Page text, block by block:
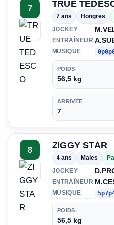
7 TRUE
7 ans Hongres
JOCKEY
ENTRAÎNEUR
MUSIQUE
POIDS
56,5 kg
ARRIVÉE
7
8 ZIGGY STAR
4 ans Males
JOCKEY
ENTRAÎNEUR
MUSIQUE
POIDS
56,5 kg